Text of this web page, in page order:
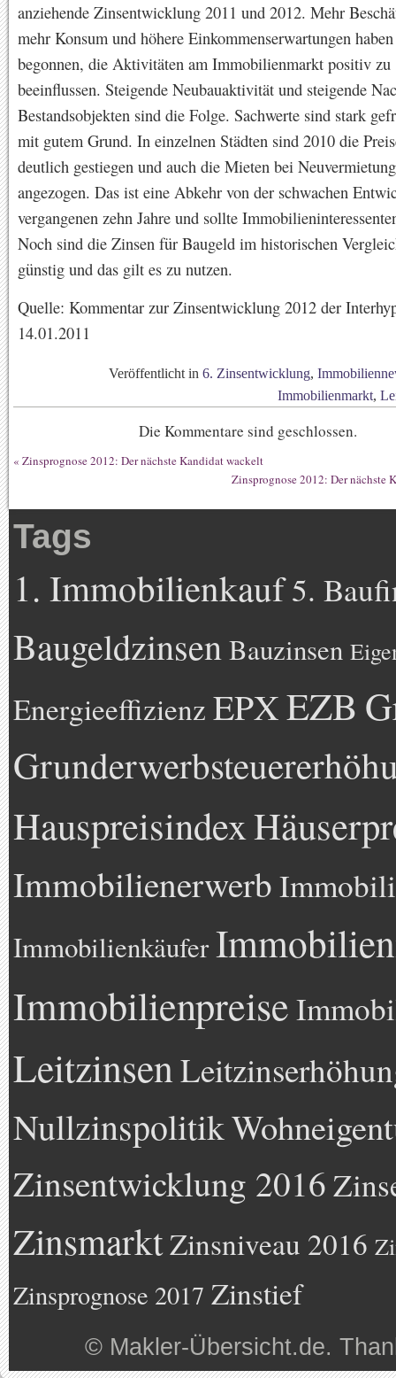
anziehende Zinsentwicklung 2011 und 2012. Mehr
mehr Konsum und höhere Einkommenserwartungen
begonnen, die Aktivitäten am Immobilienmarkt positiv zu
beeinflussen. Steigende Neubauaktivität und steigende
Bestandsobjekten sind die Folge. Sachwerte sind stark
mit gutem Grund. In einzelnen Städten sind 2010 die
deutlich gestiegen und auch die Mieten bei
angezogen. Das ist eine Abkehr von der schwachen
vergangenen zehn Jahre und sollte
Noch sind die Zinsen für Baugeld im historischen
günstig und das gilt es zu nutzen.
Quelle: Kommentar zur Zinsentwicklung 2012 der
14.01.2011
Veröffentlicht in 6. Zinsentwicklung,
Immobilienmarkt,
Die Kommentare sind geschlossen.
« Zinsprognose 2012: Der nächste Kandidat wackelt
Zinsprognose 2012: Der nächste
Tags
1. Immobilienkauf5.
BaugeldzinsenBauzinsen
Energieeffizienz EPXEZB
Hauspreisindex
Immobilienerwerb
Immobilienkäufer
Immobilienpreise
Leitzinsen
Nullzinspolitik
Zinsentwicklung 2016
ZinsmarktZinsniveau 2016
Zinsprognose 2017 Zinstief
© Makler-Übersicht.de.